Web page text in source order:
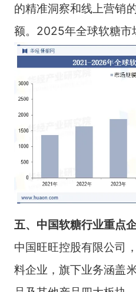
的精准洞察和线上营销
额。2025年全球软糖市
五、中国软糖行业重点
中国旺旺控股有限公司
料企业，旗下业务涵盖